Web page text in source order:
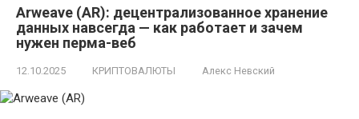
Arweave (AR): децентрализованное хранение
данных навсегда — как работает и зачем
нужен перма-веб
12.10.2025 КРИПТОВАЛЮТЫ Алекс Невский